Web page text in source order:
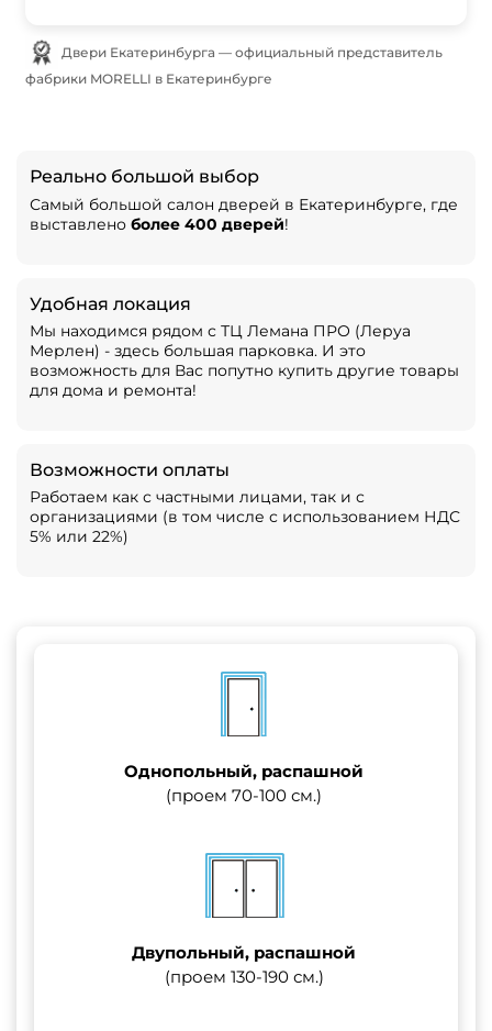
фабрики MORELLI в Екатеринбурге
Реально большой выбор
Самый большой салон дверей в Екатеринбурге, где
выставлено более 400 дверей!
Удобная локация
Мы находимся рядом с ТЦ Лемана ПРО (Леруа
Мерлен) - здесь большая парковка. И это
возможность для Вас попутно купить другие товары
для дома и ремонта!
Возможности оплаты
Работаем как с частными лицами, так и с
организациями (в том числе с использованием НДС
5% или 22%)
Однопольный, распашной
(проем 70-100 см.)
Двупольный, распашной
(проем 130-190 см.)